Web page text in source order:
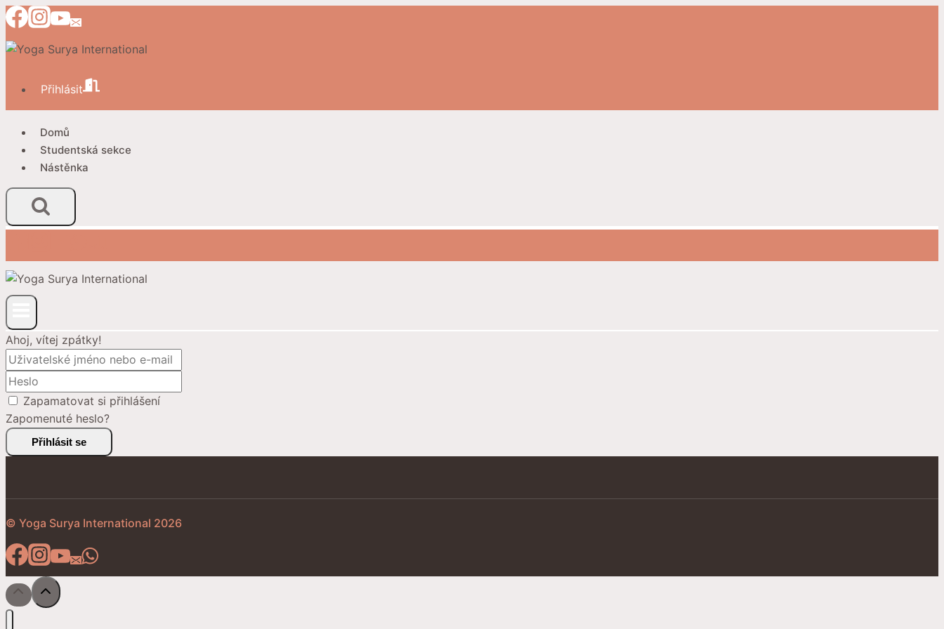
Přeskočit
na
obsah
Přihlásit
Domů
Studentská sekce
Nástěnka
Ahoj, vítej zpátky!
Zapamatovat si přihlášení
Zapomenuté heslo?
Přihlásit se
© Yoga Surya International 2026